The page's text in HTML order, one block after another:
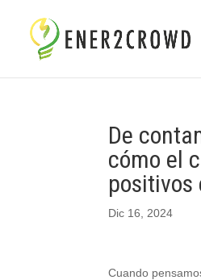
De
cómo el
positivos
Dic 16, 2024
Cuando